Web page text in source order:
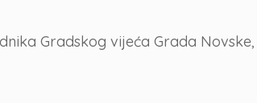
Gradskog vijeća Grada Novske,